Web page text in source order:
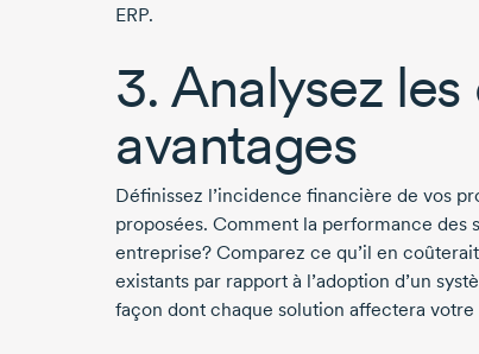
ERP.
3. Analysez
avantages
Définissez l’incidence financière de vos
proposées. Comment la performance des
entreprise? Comparez ce qu’il en
existants par rapport à l’adoption d’un
façon dont chaque solution affectera